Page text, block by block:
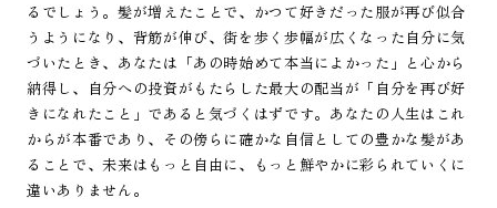
るでしょう。髪が増えたことで、かつて好きだった服が再び似合
うようになり、背筋が伸び、街を歩く歩幅が広くなった自分に気
づいたとき、あなたは「あの時始めて本当によかった」と心から
納得し、自分への投資がもたらした最大の配当が「自分を再び好
きになれたこと」であると気づくはずです。あなたの人生はこれ
からが本番であり、その傍らに確かな自信としての豊かな髪があ
ることで、未来はもっと自由に、もっと鮮やかに彩られていくに
違いありません。